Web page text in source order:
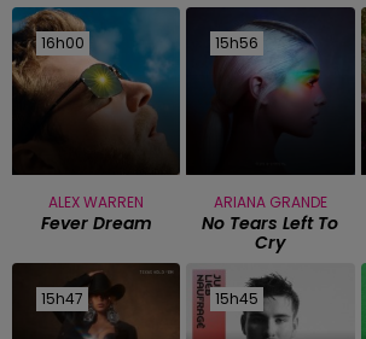
16h00
16h00
ALEX WARREN
Fever Dream
15h56
15h56
ARIANA GRANDE
No Tears Left To
Cry
15h47
15h47 15h45
15h45